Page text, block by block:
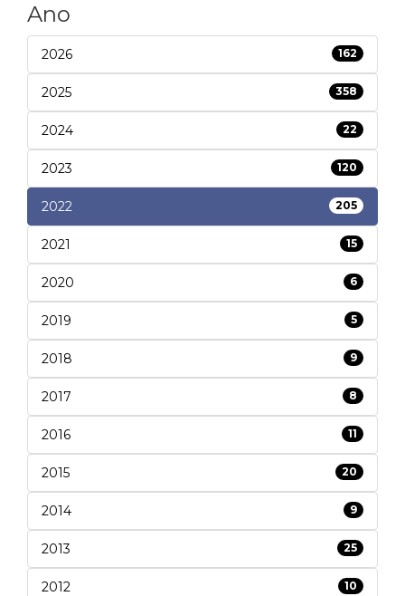
Ano
2026 162
2025 358
2024 22
2023 120
2022 205
2021 15
2020 6
2019 5
2018 9
2017 8
2016 11
2015 20
2014 9
2013 25
2012 10